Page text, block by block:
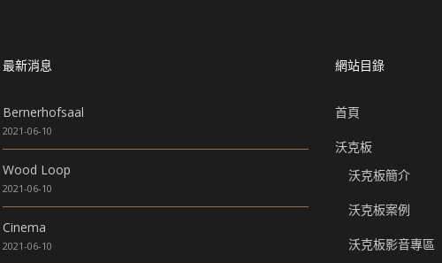
最新消息
Bernerhofsaal
2021-06-10
Wood Loop
2021-06-10
Cinema
2021-06-10
網站目錄
首頁
沃克板
沃克板簡介
沃克板案例
沃克板影音專區